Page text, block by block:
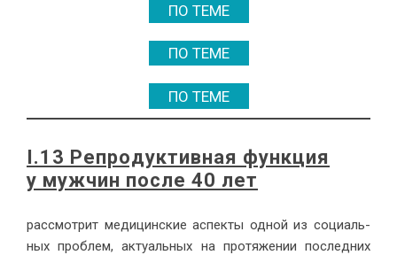
ПО ТЕМЕ
ПО ТЕМЕ
ПО ТЕМЕ
I.13 Ре­про­дук­тив­ная функ­ция
у муж­чин по­сле 40 лет
рас­смот­рит ме­ди­цин­ские ас­пек­ты од­ной из со­ци­аль­
ных про­блем, ак­ту­аль­ных на про­тя­же­нии по­след­них